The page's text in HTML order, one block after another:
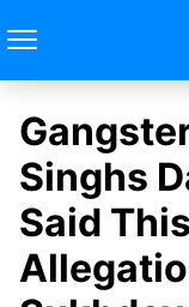
Singhs
Said